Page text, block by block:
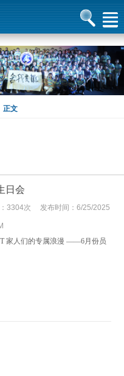
正文
日会
3304次 发布时间：6/25/2025
家人们的专属浪漫 ——6月份员